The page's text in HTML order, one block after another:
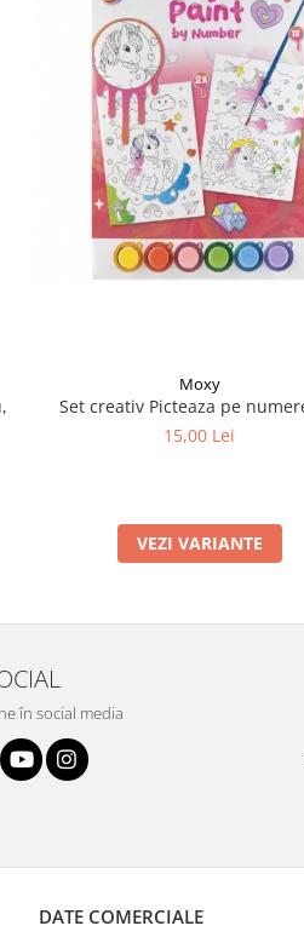
Moxy
Set creativ Picteaza pe
15,00 Lei
VEZI VARIANTE
în social media
DATE COMERCIALE